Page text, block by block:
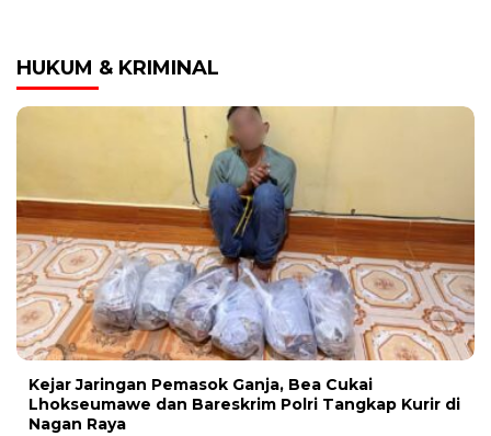
HUKUM & KRIMINAL
Kejar Jaringan Pemasok Ganja, Bea Cukai
Lhokseumawe dan Bareskrim Polri Tangkap Kurir di
Nagan Raya